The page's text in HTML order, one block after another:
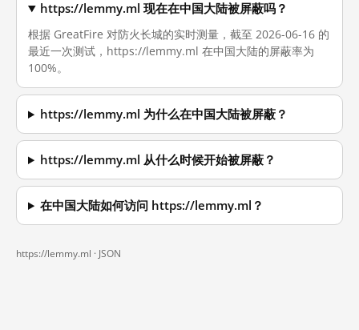
https://lemmy.ml 现在在中国大陆被屏蔽吗？
根据 GreatFire 对防火长城的实时测量，截至 2026-06-16 的
最近一次测试，https://lemmy.ml 在中国大陆的屏蔽率为
100%。
https://lemmy.ml 为什么在中国大陆被屏蔽？
https://lemmy.ml 从什么时候开始被屏蔽？
在中国大陆如何访问 https://lemmy.ml？
https://lemmy.ml · JSON